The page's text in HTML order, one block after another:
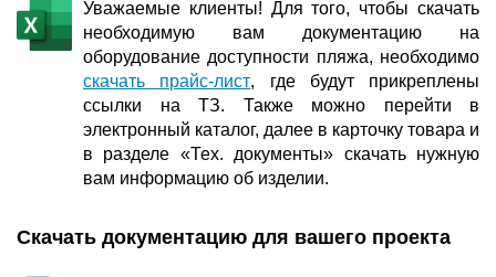
Уважаемые клиенты! Для того, чтобы скачать
необходимую вам документацию на
оборудование доступности пляжа, необходимо
скачать прайс-лист, где будут прикреплены
ссылки на ТЗ. Также можно перейти в
электронный каталог, далее в карточку товара и
в разделе «Тех. документы» скачать нужную
вам информацию об изделии.
Скачать документацию для вашего проекта